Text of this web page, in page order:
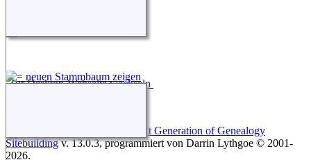
Zur Desktop-Webseite wechseln
The Next Generation of Genealogy
Sitebuildingv. 13.0.3, programmiert von Darrin Lythgoe © 2001-
2026.